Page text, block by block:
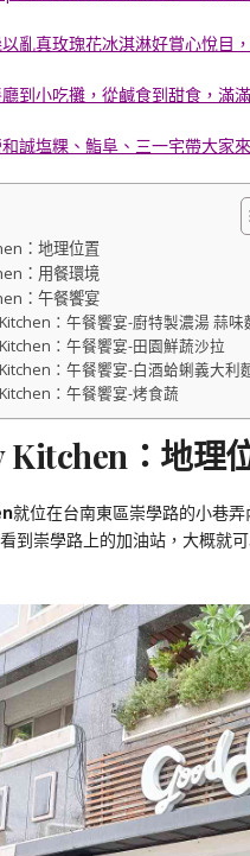
亂真玫瑰花冰淇淋好賞心悅目
到小吃攤，從鹹食到甜食，滿
誠塩粿、鮨阜、三一宅帶大家
：地理位置
：用餐環境
：午餐饗宴
：午餐饗宴-廚特製濃湯 蒜味
：午餐饗宴-田園鮮蔬沙拉
：午餐饗宴-白酒蛤蜊義大利
：午餐饗宴-烤食蔬
Kitchen：地理
就位在台南東區崇學路的小巷
到崇學路上的加油站，大概就